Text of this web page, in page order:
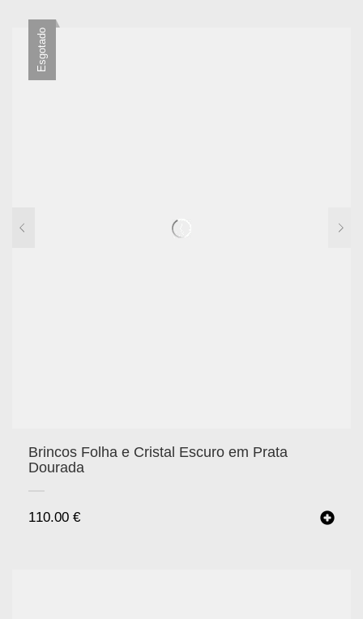
Esgotado
Brincos Folha e Cristal Escuro em Prata
Dourada
110.00 €